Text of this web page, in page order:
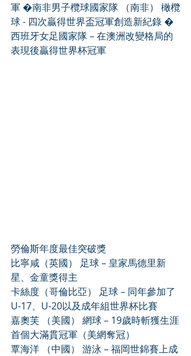
軍 �南非男子欖球國家隊 （南非） 橄欖
球 - 四次贏得世界盃冠軍創造新紀錄 �
西班牙女足國家隊 – 在澳洲改變格局的
表現後贏得世界杯冠軍
勞倫斯年度最佳突破獎
比寧咸（英國） 足球 – 皇家馬德里新
星、金童獎得主
卡絲度（哥倫比亞） 足球 – 同年參加了
U-17、U-20以及成年組世界杯比賽
嘉奧芙 （美國） 網球 – 19歲時斬獲生涯
首個大滿貫冠軍（美網奪冠）
覃海洋 （中國） 游泳 – 福岡世錦賽上成